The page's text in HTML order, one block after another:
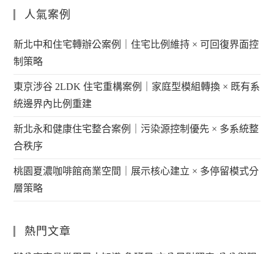
人氣案例
新北中和住宅轉辦公案例｜住宅比例維持 × 可回復界面控
制策略
東京涉谷 2LDK 住宅重構案例｜家庭型模組轉換 × 既有系
統邊界內比例重建
新北永和健康住宅整合案例｜污染源控制優先 × 多系統整
合秩序
桃園夏濃咖啡館商業空間｜展示核心建立 × 多停留模式分
層策略
熱門文章